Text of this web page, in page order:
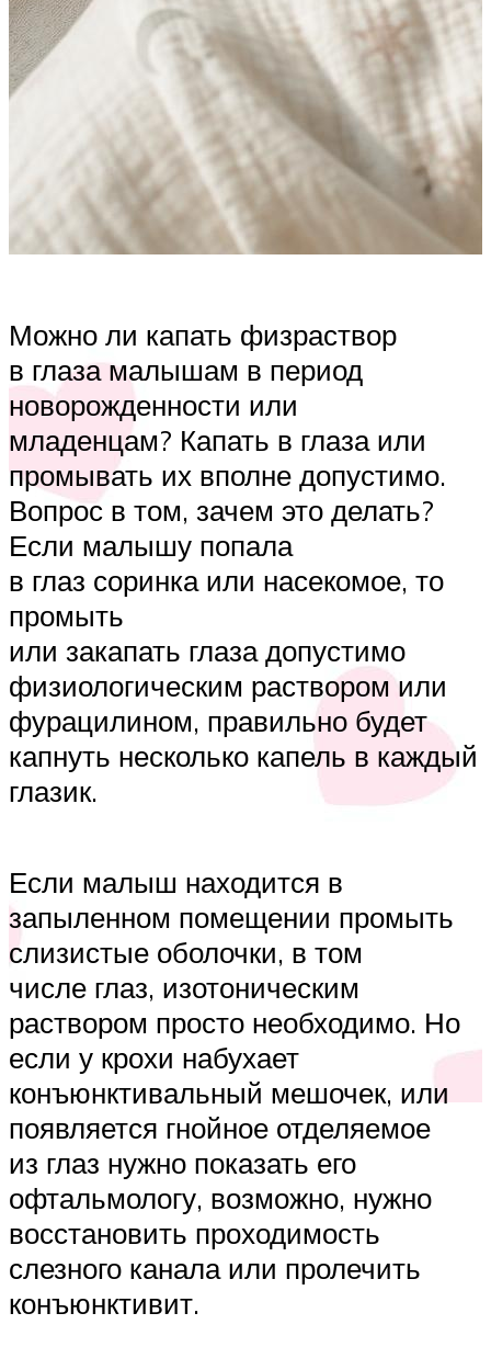
Можно ли капать физраствор
в глаза малышам в период
новорожденности или
младенцам? Капать в глаза или
промывать их вполне допустимо.
Вопрос в том, зачем это делать?
Если малышу попала
в глаз соринка или насекомое, то
промыть
или закапать глаза допустимо
физиологическим раствором или
фурацилином, правильно будет
капнуть несколько капель в каждый
глазик.
Если малыш находится в
запыленном помещении промыть
слизистые оболочки, в том
числе глаз, изотоническим
раствором просто необходимо. Но
если у крохи набухает
конъюнктивальный мешочек, или
появляется гнойное отделяемое
из глаз нужно показать его
офтальмологу, возможно, нужно
восстановить проходимость
слезного канала или пролечить
конъюнктивит.